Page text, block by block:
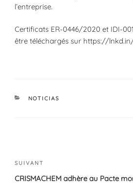
l’entreprise.
Certificats ER-0446/2020 et IDI-
être téléchargés sur https://lnkd.in/
CATÉGORIES
NOTICIAS
de
l’article
Article
suivant
SUIVANT
CRISMACHEM adhère au Pacte